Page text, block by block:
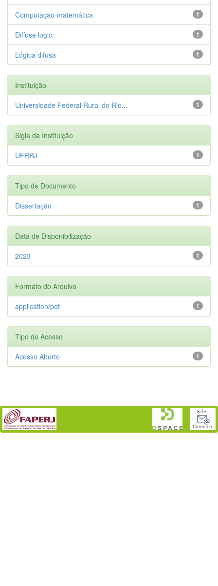
1
Computação-matemática
1
Diffuse logic
1
Lógica difusa
Instituição
1
Universidade Federal Rural do Rio...
Sigla da Instituição
1
UFRRJ
Tipo de Documento
1
Dissertação
Data de Disponibilização
1
2023
Formato do Arquivo
1
application/pdf
Tipo de Acesso
1
Acesso Aberto